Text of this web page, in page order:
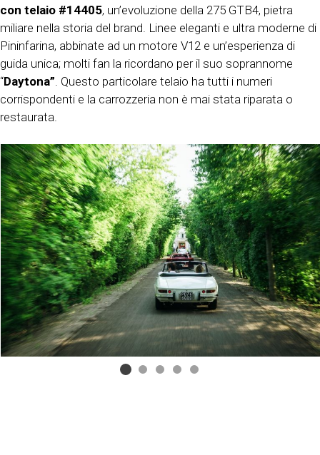
con telaio #14405, un’evoluzione della 275 GTB4, pietra
miliare nella storia del brand. Linee eleganti e ultra moderne di
Pininfarina, abbinate ad un motore V12 e un’esperienza di
guida unica; molti fan la ricordano per il suo soprannome
“Daytona” . Questo particolare telaio ha tutti i numeri
corrispondenti e la carrozzeria non è mai stata riparata o
restaurata.